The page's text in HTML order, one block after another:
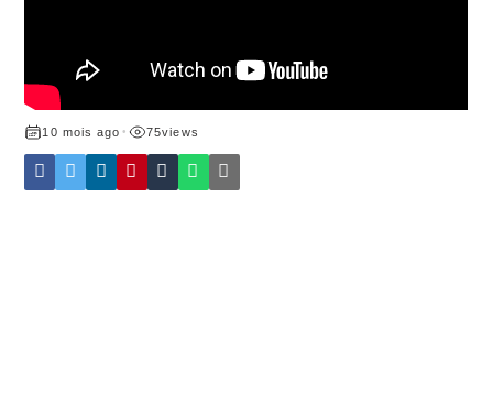
10 mois ago • 75views